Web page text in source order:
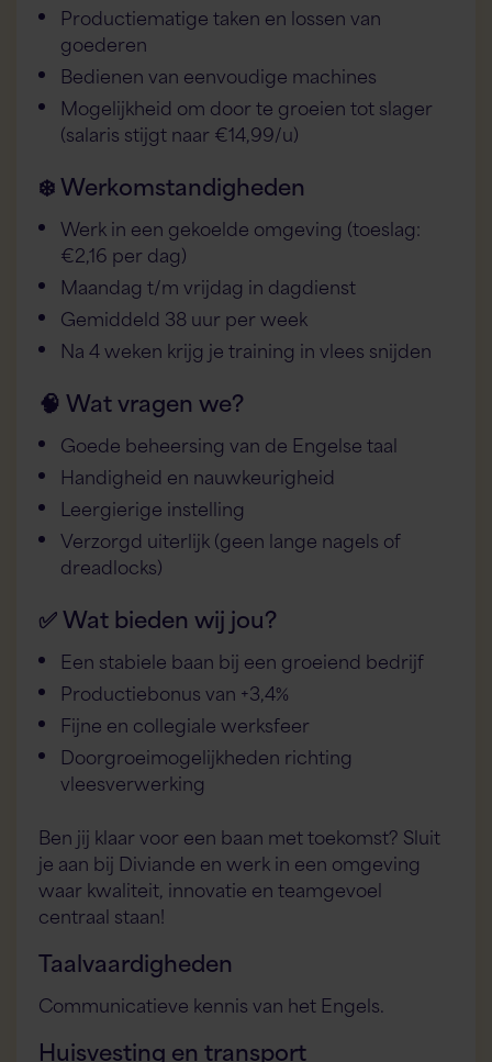
Productiematige taken en lossen van
goederen
Bedienen van eenvoudige machines
Mogelijkheid om door te groeien tot slager
(salaris stijgt naar €14,99/u)
❄️ Werkomstandigheden
Werk in een gekoelde omgeving (toeslag:
€2,16 per dag)
Maandag t/m vrijdag in dagdienst
Gemiddeld 38 uur per week
Na 4 weken krijg je training in vlees snijden
🧠 Wat vragen we?
Goede beheersing van de Engelse taal
Handigheid en nauwkeurigheid
Leergierige instelling
Verzorgd uiterlijk (geen lange nagels of
dreadlocks)
✅ Wat bieden wij jou?
Een stabiele baan bij een groeiend bedrijf
Productiebonus van +3,4%
Fijne en collegiale werksfeer
Doorgroeimogelijkheden richting
vleesverwerking
Ben jij klaar voor een baan met toekomst? Sluit
je aan bij Diviande en werk in een omgeving
waar kwaliteit, innovatie en teamgevoel
centraal staan!
Taalvaardigheden
Communicatieve kennis van het Engels.
Huisvesting en transport
Hallo! Hoe kan ik je vandaag helpen?